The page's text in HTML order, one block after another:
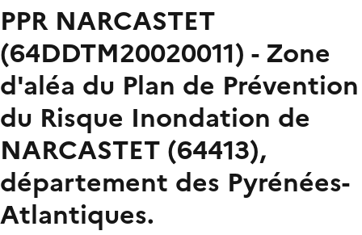
PPR NARCASTET
(64DDTM20020011) - Zone
d'aléa du Plan de Prévention
du Risque Inondation de
NARCASTET (64413),
département des Pyrénées-
Atlantiques.